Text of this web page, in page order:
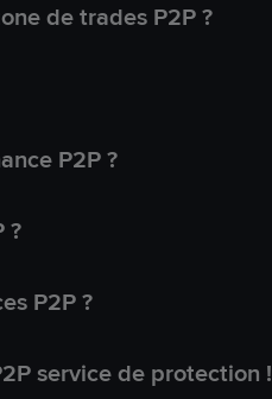
de trades P2P ?
P2P ?
?
P2P ?
service de protection !